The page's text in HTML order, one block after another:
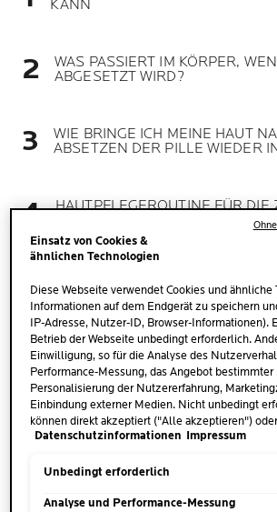
KANN
WAS PASSIERT IM KÖRPER,
ABGESETZT WIRD?
WIE BRINGE ICH MEINE HAUT
ABSETZEN DER PILLE WIEDER
HAUTPFLEGEROUTINE FÜR DIE
ZUM DERMATOLOGEN GEHEN?
WARUM DIE PILLE DAS
HAUTBILD
KANN
Einsatz von Cookies &
ähnlichen Technologien
Diese Webseite verwendet Cookies und ähnliche
Informationen auf dem Endgerät zu speichern
IP-Adresse, Nutzer-ID, Browser-Informationen).
Betrieb der Webseite unbedingt erforderlich.
Einwilligung, so für die Analyse des
Performance-Messung, das Angebot bestimmter
Personalisierung der Nutzererfahrung,
Einbindung externer Medien. Nicht unbedingt
können direkt akzeptiert ("Alle akzeptieren")
Einwilligung fortfahren") werden. Individuelle
speichern"). Die Auswahl kann jederzeit unter
unsere Datenschutzinformationen.
Datenschutzinformationen Impressum
Unbedingt erforderlich
Analyse und Performance-Messung